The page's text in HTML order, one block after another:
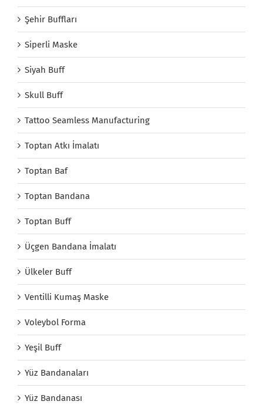
Şehir Buffları
Siperli Maske
Siyah Buff
Skull Buff
Tattoo Seamless Manufacturing
Toptan Atkı İmalatı
Toptan Baf
Toptan Bandana
Toptan Buff
Üçgen Bandana İmalatı
Ülkeler Buff
Ventilli Kumaş Maske
Voleybol Forma
Yeşil Buff
Yüz Bandanaları
Yüz Bandanası